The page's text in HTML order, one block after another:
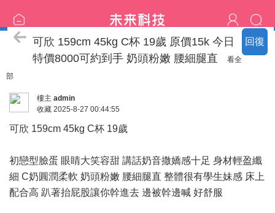
回復
特價區
可欣 159cm 45kg C杯 19歲 原價15k 今日
特價8000可約到手 奶頭粉嫩 腰細腿直
看全
部
樓主 admin
收藏 2025-8-27 00:44:55
可欣 159cm 45kg C杯 19歲
初戀型臉蛋 眼睛大笑容甜 講話奶音撒嬌感十足 身材輕盈纖
細 C奶圓潤柔軟 奶頭粉嫩 腰細腿直 整體很有學生妹感 床上
配合高 趴著抬屁股讓你幹進去 邊被幹邊喊 好舒服